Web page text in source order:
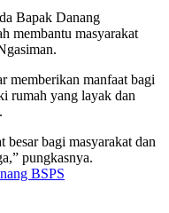
Bapak Danang
membantu masyarakat
memberikan manfaat bagi
rumah yang layak dan
besar bagi masyarakat dan
pungkasnya.
BSPS